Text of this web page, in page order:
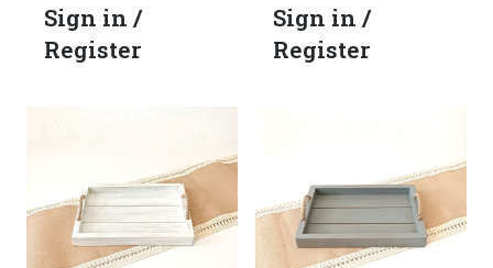
Sign in /
Register
Sign in /
Register